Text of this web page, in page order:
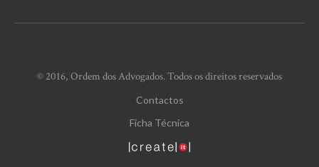
© 2016, Ordem dos Advogados. Todos os direitos reservados
Contactos
Ficha Técnica